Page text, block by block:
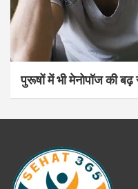
पुरूषों में भी मेनोपॉज की बढ़